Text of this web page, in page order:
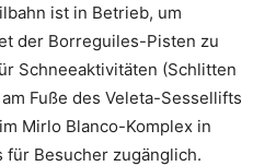
ist in Betrieb, um
der Borreguiles-Pisten zu
Schneeaktivitäten (Schlitten
Fuße des Veleta-Sessellifts
Mirlo Blanco-Komplex in
für Besucher zugänglich.